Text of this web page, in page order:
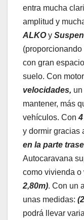
entra mucha
amplitud y
ALKOy
con gran
suelo. Con motor
velocidades,
mantener, más
vehículos. Con4
y dormir gracias
en la parte
Autocaravana
como vivienda o
2,80m). Con un
unas medidas:
podrá llevar